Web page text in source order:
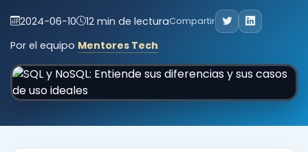
2024-06-10 12 min de lecturaCompartir
Por el equipo Mentores Tech